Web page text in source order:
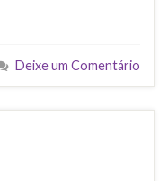
Deixe um Comentário